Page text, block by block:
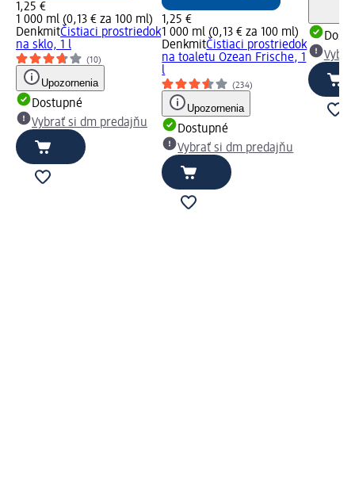
1,25 €
1 000 ml (0,13 € za 100 ml)
DenkmitČistiaci prostriedok
na sklo, 1 l
(10)
Upozornenia
Dostupné
Vybrať si dm predajňu
1,25 €
1 000 ml (0,13 € za 100 ml)
DenkmitČistiaci prostriedok
na toaletu Ozean Frische, 1
l
(234)
Upozornenia
Dostupné
Vybrať si dm predajňu